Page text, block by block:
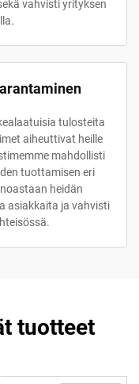
vahvisti yrityksen
tulosteita
aiheuttivat heille
mahdollisti
tuottamisen eri
heidän
asiakkaita ja vahvisti
tuotteet